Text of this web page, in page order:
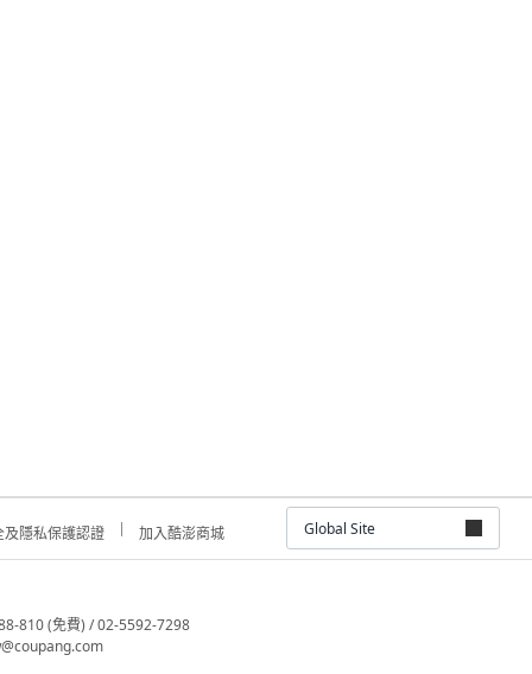
及隱私保護認證 加入酷澎商城 Global Site
810 (免費) / 02-5592-7298